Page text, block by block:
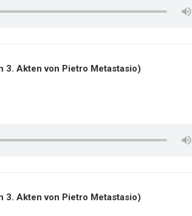
3. Akten von Pietro Metastasio)
3. Akten von Pietro Metastasio)